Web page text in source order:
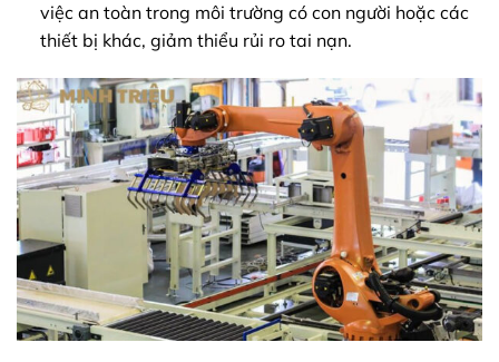
việc an toàn trong môi trường có con người hoặc các
thiết bị khác, giảm thiểu rủi ro tai nạn.